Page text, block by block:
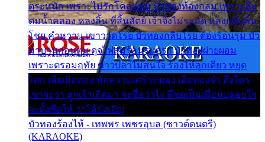
ตระหนัก เพราะไม่รักโคลนตม บัวทองท้องกลม เพราะลืม
ตมน้ำคลอง หลงลิ้น ที่สิ้นสัตย์ เจ้าจึงไม่ระมัด หลงกลิ่นลิ้น
โชย คำหวาน เขาวาดโรย บัวทองกลีบโรย ต้องร้อนรุม บัว
มาบานก่อนตูม ดุจไฟสุมร้อนรุมอุรา บัวทองผ่ายผอม
เพราะตรอมฤทัย ข้าวปลาไม่สนใจ ร้องไห้ลูกเดียว หยุด
โศก เสียเถิดทอง พักความเศร้าหมอง เถิดทองจ๋า ถึงใคร
เขาจะว่า ลูกเจ้าเกิดมา จะชื่อว่าไง พี่ขอเป็นเพื่อนปลอบใจ
จะตั้งชื่อให้ ว่าไอ้บังเอิญ
บัวทองร้องไห้ - เทพพร เพชรอุบล (ซาวด์ดนตรี)
(KARAOKE)